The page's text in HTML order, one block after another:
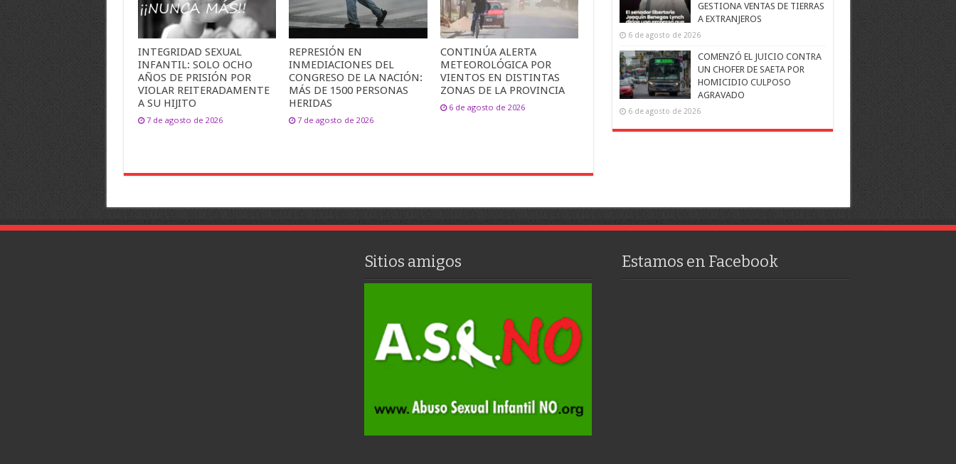
INTEGRIDAD SEXUAL
INFANTIL: SOLO OCHO
AÑOS DE PRISIÓN POR
VIOLAR REITERADAMENTE
A SU HIJITO
7 de agosto de 2026
REPRESIÓN EN
INMEDIACIONES DEL
CONGRESO DE LA NACIÓN:
MÁS DE 1500 PERSONAS
HERIDAS
7 de agosto de 2026
CONTINÚA ALERTA
METEOROLÓGICA POR
VIENTOS EN DISTINTAS
ZONAS DE LA PROVINCIA
6 de agosto de 2026
GESTIONA VENTAS DE TIERRAS
A EXTRANJEROS
6 de agosto de 2026
COMENZÓ EL JUICIO CONTRA
UN CHOFER DE SAETA POR
HOMICIDIO CULPOSO
AGRAVADO
6 de agosto de 2026
Sitios amigos Estamos en Facebook